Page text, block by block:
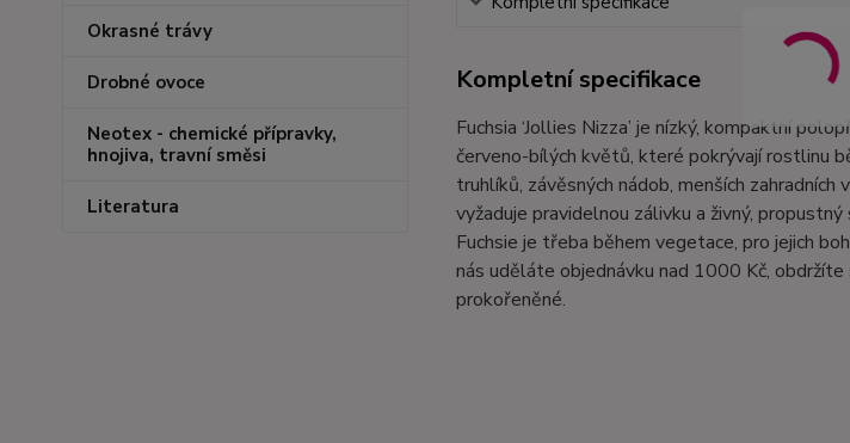
Okrasné trávy
Drobné ovoce
Neotex - chemické přípravky,
hnojiva, travní směsi
Literatura
Kompletní specifikace
Fuchsia ‘Jollies Nizza’ je nízký, kompaktní
červeno-bílých květů, které pokrývají rostlinu
truhlíků, závěsných nádob, menších
vyžaduje pravidelnou zálivku a živný,
Fuchsie je třeba během vegetace, pro jejich
nás uděláte objednávku nad 1000 Kč,
prokořeněné.